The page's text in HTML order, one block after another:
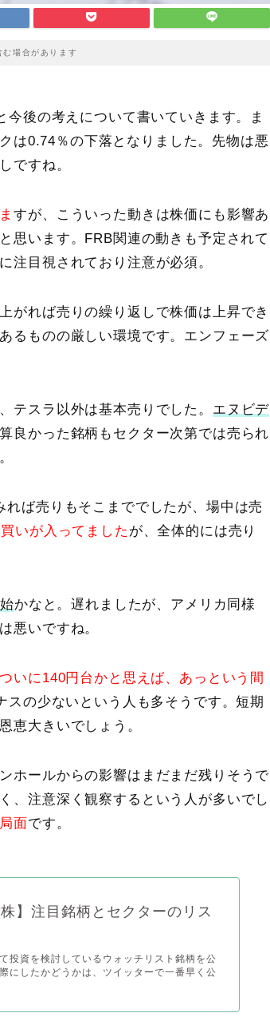
む場合があります
後の考えについて書いていきます。ま
は0.74％の下落 となりました。先物は悪
ですね。
すが、こういった動きは株価にも影響あ
思います。 FRB関連の動きも予定されて
注目視されており注意が必須。
がれば売りの繰り返しで株価は上昇でき
るものの厳しい環境です。エンフェーズ
テスラ以外は基本売り でした。 エヌビデ
良かった銘柄もセクター次第では売られ
ば売りもそこまででしたが、場中は売
いが入ってました が、全体的には売り
かなと。遅れましたが、アメリカ同様
悪いですね。
ついに140円台かと思えば、あっという間
の少ないという人も多そうです。短期
恵大きいでしょう。
ホールからの影響はまだまだ残りそうで
、注意深く観察するという人が多いでし
面です。
】注目銘柄とセクターのリス
投資を検討しているウォッチリスト銘柄を公
にしたかどうかは、ツイッターで一番早く公